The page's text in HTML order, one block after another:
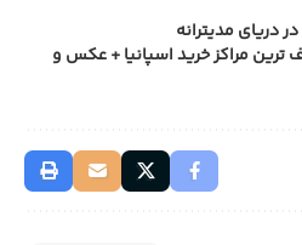
دریای مدیترانه
ترین مراکز خرید اسپانیا + عکس و